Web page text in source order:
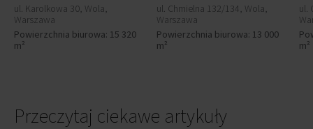
ul. Karolkowa 30, Wola,
Warszawa
Powierzchnia biurowa: 15 320
m²
ul. Chmielna 132/134, Wola,
Warszawa
Powierzchnia biurowa: 13 000
m²
ul.
m²
Przeczytaj ciekawe artykuły